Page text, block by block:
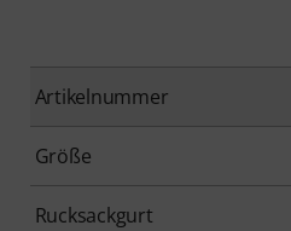
Artikelnummer
Größe
Rucksackgurt